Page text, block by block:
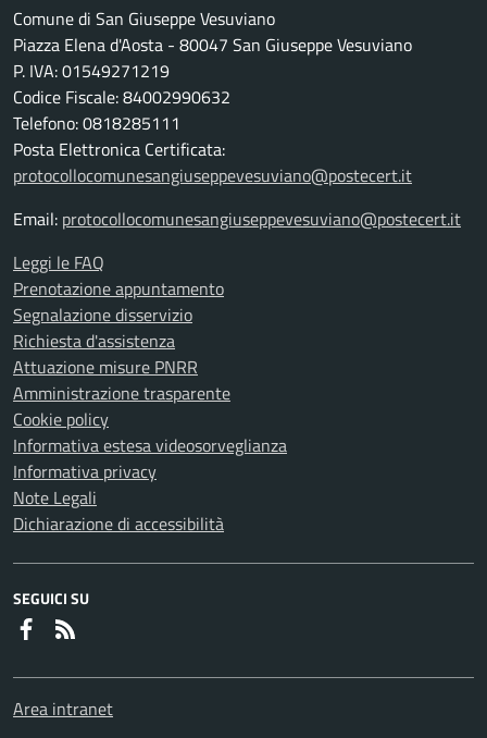
Comune di San Giuseppe Vesuviano
Piazza Elena d'Aosta - 80047 San Giuseppe Vesuviano
P. IVA: 01549271219
Codice Fiscale: 84002990632
Telefono: 0818285111
Posta Elettronica Certificata:
protocollocomunesangiuseppevesuviano@postecert.it
Email: protocollocomunesangiuseppevesuviano@postecert.it
Leggi le FAQ
Prenotazione appuntamento
Segnalazione disservizio
Richiesta d'assistenza
Attuazione misure PNRR
Amministrazione trasparente
Cookie policy
Informativa estesa videosorveglianza
Informativa privacy
Note Legali
Dichiarazione di accessibilità
SEGUICI SU
Faceboook
Area intranet